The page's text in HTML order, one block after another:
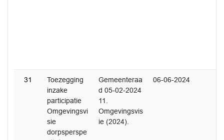
31
Toezegging
inzake
participatie
Omgevingsvi
sie
dorpsperspe
Gemeenteraa
d 05-02-2024
11.
Omgevingsvis
ie (2024).
06-06-2024